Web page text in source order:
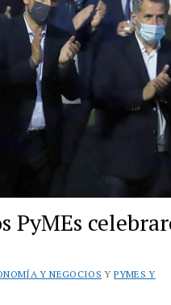
PyMEs
Y NEGOCIOS YPYMES Y